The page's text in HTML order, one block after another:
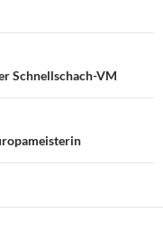
Schnellschach-VM